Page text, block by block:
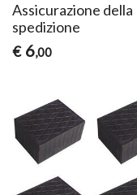
Assicurazione della
spedizione
€ 6,00